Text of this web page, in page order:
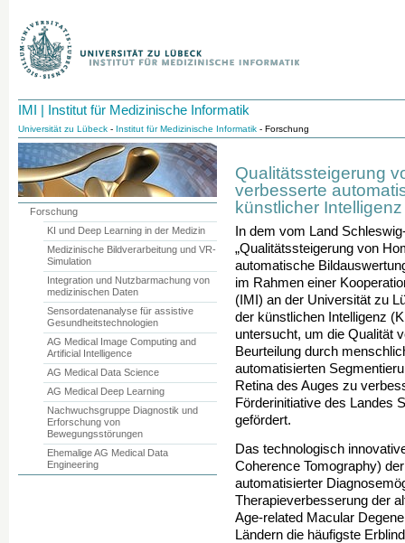
IMI | Institut für Medizinische Informatik
Universität zu Lübeck - Institut für Medizinische Informatik - Forschung
Qualitätssteigerung
verbesserte
künstlicher Intelligenz
In dem vom Land
„Qualitätssteigerung von
automatische
im Rahmen einer
(IMI) an der Universität zu
der künstlichen Intelligenz
untersucht, um die Qualität
Beurteilung durch
automatisierten
Retina des Auges zu
Förderinitiative des Landes
gefördert.
Das technologisch
Coherence Tomography)
automatisierter
Therapieverbesserung der
Age-related Macular
Ländern die häufigste
Forschung
KI und Deep Learning in der Medizin
Medizinische Bildverarbeitung und VR-
Simulation
Integration und Nutzbarmachung von
medizinischen Daten
Sensordatenanalyse für assistive
Gesundheitstechnologien
AG Medical Image Computing and
Artificial Intelligence
AG Medical Data Science
AG Medical Deep Learning
Nachwuchsgruppe Diagnostik und
Erforschung von
Bewegungsstörungen
Ehemalige AG Medical Data
Engineering